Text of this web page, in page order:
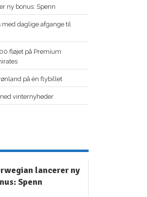
ny bonus: Spenn
med daglige afgange til
fløjet på Premium
på én flybillet
vinternyheder
lancerer ny
Spenn